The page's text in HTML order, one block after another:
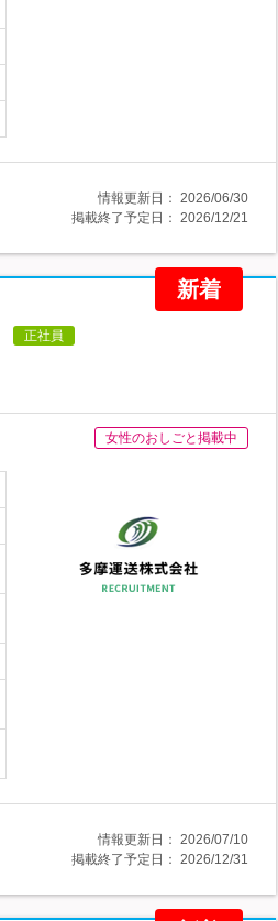
情報更新日： 2026/06/30
掲載終了予定日： 2026/12/21
新着
正社員
女性のおしごと掲載中
情報更新日： 2026/07/10
掲載終了予定日： 2026/12/31